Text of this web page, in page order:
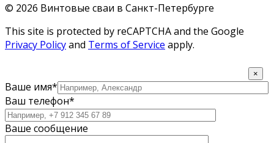
© 2026 Винтовые сваи в Санкт-Петербурге
This site is protected by reCAPTCHA and the Google
Privacy Policyand Terms of Service apply.
×
Ваше имя*
Ваш телефон*
Ваше сообщение